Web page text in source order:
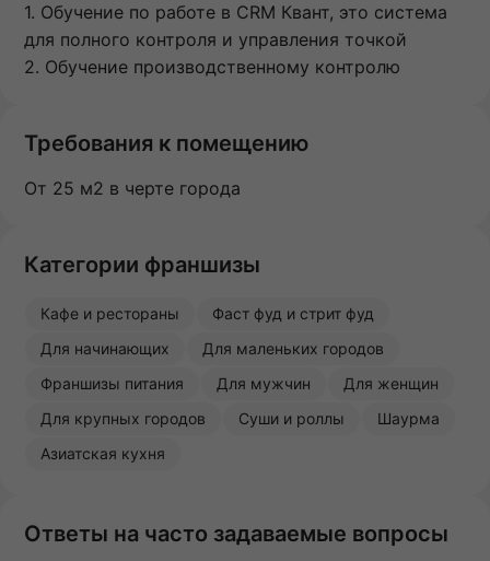
1. Обучение по работе в CRM Квант, это система
для полного контроля и управления точкой
2. Обучение производственному контролю
Требования к помещению
От 25 м2 в черте города
Категории франшизы
Кафе и рестораны
Фаст фуд и стрит фуд
Для начинающих
Для маленьких городов
Франшизы питания
Для мужчин
Для женщин
Для крупных городов
Суши и роллы
Шаурма
Азиатская кухня
Ответы на часто задаваемые вопросы